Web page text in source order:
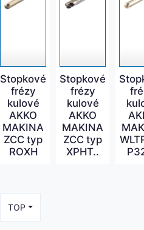
Stopkové
frézy
kulové
AKKO
MAKINA
ZCC typ
ROXH
Stopkové
frézy
kulové
AKKO
MAKINA
ZCC typ
XPHT..
TOP